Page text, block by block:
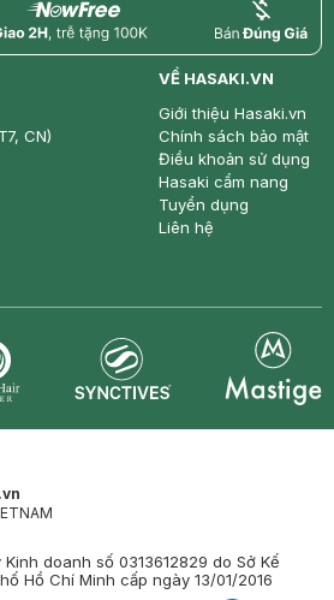
price
CN)
VỀ HASAKI.VN
Giới thiệu Hasaki.vn
Chính sách bảo mật
Điều khoản sử dụng
Hasaki cẩm nang
Tuyển dụng
Liên hệ
doanh số 0313612829 do Sở Kế
Hồ Chí Minh cấp ngày 13/01/2016